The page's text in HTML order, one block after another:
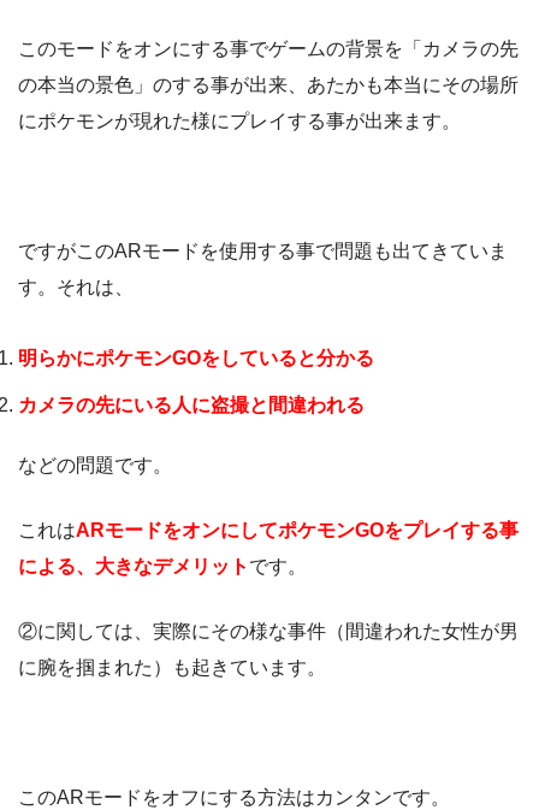
このモードをオンにする事でゲームの背景を「カメラの先
の本当の景色」のする事が出来、あたかも本当にその場所
にポケモンが現れた様にプレイする事が出来ます。
ですがこのARモードを使用する事で問題も出てきていま
す。それは、
明らかにポケモンGOをしていると分かる
カメラの先にいる人に盗撮と間違われる
などの問題です。
これはARモードをオンにしてポケモンGOをプレイする事
による、大きなデメリット です。
②に関しては、実際にその様な事件（間違われた女性が男
に腕を掴まれた）も起きています。
このARモードをオフにする方法はカンタンです。